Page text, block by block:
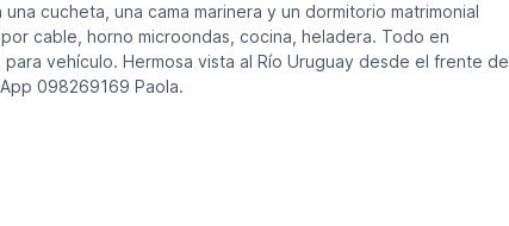
cucheta, una cama marinera y un dormitorio matrimonial
cable, horno microondas, cocina, heladera. Todo en
vehículo. Hermosa vista al Río Uruguay desde el frente de
098269169 Paola.